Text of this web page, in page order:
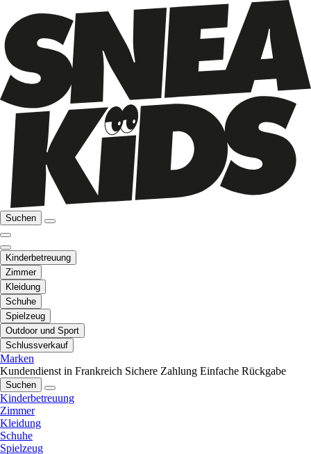
Suchen
Kinderbetreuung
Zimmer
Kleidung
Schuhe
Spielzeug
Outdoor und Sport
Schlussverkauf
Marken
Kundendienst in Frankreich Sichere Zahlung Einfache Rückgabe
Suchen
Kinderbetreuung
Zimmer
Kleidung
Schuhe
Spielzeug